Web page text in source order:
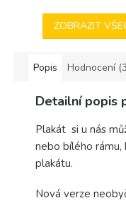
ZOBRAZIT
Popis Hodnocení
Detailní popis
Plakát si u nás
nebo bílého rámu,
plakátu.
Nová verze